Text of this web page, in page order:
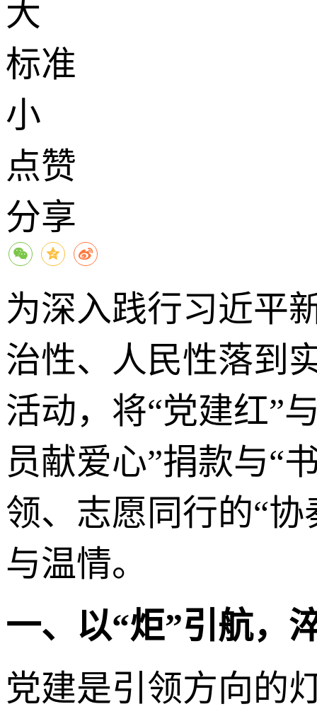
大
标准
小
点赞
分享
为深入践行习近平
治性、人民性落到
活动，将“党建红”
员献爱心”捐款与“
领、志愿同行的“
与温情。
一、以“炬”引航，
党建是引领方向的